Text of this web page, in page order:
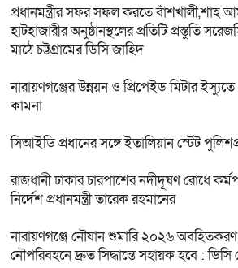
প্রধানমন্ত্রীর সফর সফল করতে বাঁশখালী,শাহ
হাটহাজারীর অনুষ্ঠানস্থলের প্রতিটি প্রস্তুতি
মাঠে চট্টগ্রামের ডিসি জাহিদ
নারায়ণগঞ্জের উন্নয়ন ও প্রিপেইড মিটার ইস্যুতে
কামনা
সিআইডি প্রধানের সঙ্গে ইতালিয়ান স্টেট
রাজধানী ঢাকার চারপাশের নদীদূষণ রোধে
নির্দেশ প্রধানমন্ত্রী তারেক রহমানের
নারায়ণগঞ্জে নৌযান শুমারি ২০২৬
নৌপরিবহনে দ্রুত সিদ্ধান্তে সহায়ক হবে :